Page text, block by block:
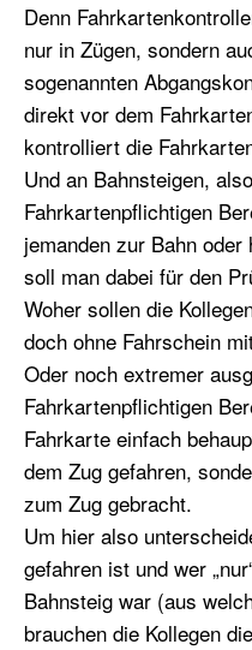
Denn
nur in Zügen, sondern
sogenannten
direkt vor dem
kontrolliert die
Und an Bahnsteigen,
Fahrkartenpflichtigen
jemanden zur Bahn
soll man dabei für den
Woher sollen die
doch ohne Fahrschein
Oder noch extremer
Fahrkartenpflichtigen
Fahrkarte einfach
dem Zug gefahren,
zum Zug gebracht.
Um hier also
gefahren ist und wer
Bahnsteig war (aus
brauchen die Kollegen